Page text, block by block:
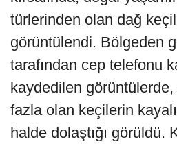
türlerinden olan dağ
görüntülendi. Bölgeden
tarafından cep telefonu
kaydedilen görüntülerde,
fazla olan keçilerin
halde dolaştığı görüldü.